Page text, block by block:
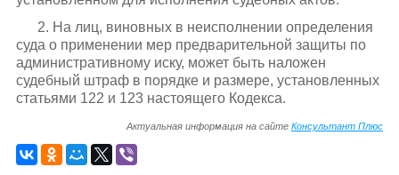
2. На лиц, виновных в неисполнении определения
суда о применении мер предварительной защиты по
административному иску, может быть наложен
судебный штраф в порядке и размере, установленных
статьями 122 и 123 настоящего Кодекса.
Актуальная информация на сайтеКонсультант Плюс